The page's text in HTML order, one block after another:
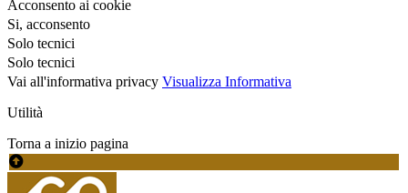
Acconsento ai cookie
Si, acconsento
Solo tecnici
Solo tecnici
Vai all'informativa privacy Visualizza Informativa
Utilità
Torna a inizio pagina